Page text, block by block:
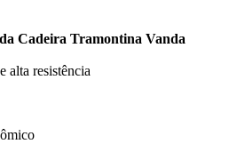
Cadeira Tramontina Vanda
alta resistência